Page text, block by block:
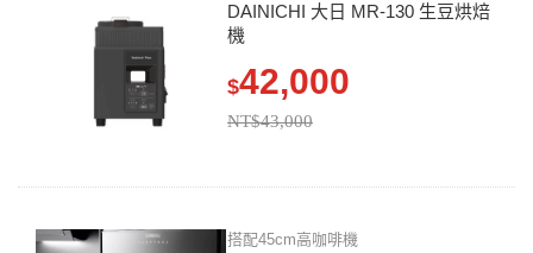
DAINICHI 大日 MR-130 生豆烘焙
機
$42,000
NT$43,000
搭配45cm高咖啡機